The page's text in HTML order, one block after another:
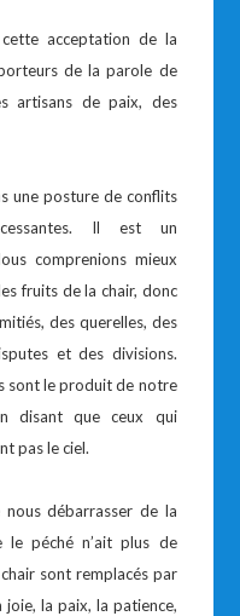
acceptation de la
de la parole de
artisans de paix, des
une posture de conflits
Il est un
comprenions mieux
fruits de la chair, donc
des querelles, des
et des divisions.
sont le produit de notre
disant que ceux qui
pas le ciel.
débarrasser de la
le péché n’ait plus de
sont remplacés par
joie, la paix, la patience,